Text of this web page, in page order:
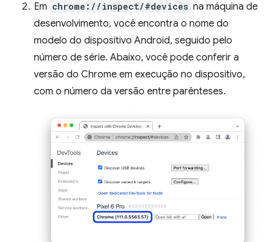
Em chrome://inspect/#devices na máquina de
desenvolvimento, você encontra o nome do
modelo do dispositivo Android, seguido pelo
número de série. Abaixo, você pode conferir a
versão do Chrome em execução no dispositivo,
com o número da versão entre parênteses.